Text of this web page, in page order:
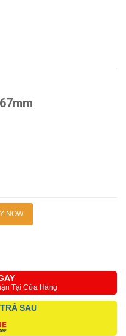
NOW
Tại Cửa Hàng
SAU